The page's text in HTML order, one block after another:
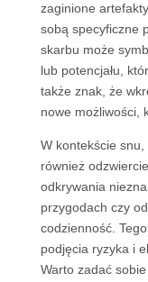
zaginione
sobą specyficzne
skarbu może
lub potencjału,
także znak, że
nowe możliwości,
W kontekście
również
odkrywania
przygodach czy
codzienność.
podjęcia ryzyka i
Warto zadać